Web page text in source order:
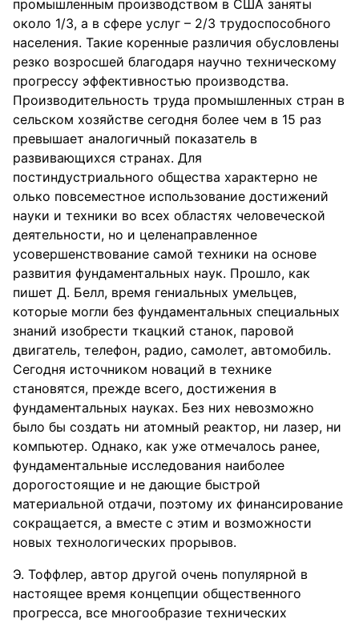
промышленным производством в США заняты
около 1/3, а в сфере услуг – 2/3 трудоспособного
населения. Такие коренные различия обусловлены
резко возросшей благодаря научно техническому
прогрессу эффективностью производства.
Производительность труда промышленных стран в
сельском хозяйстве сегодня более чем в 15 раз
превышает аналогичный показатель в
развивающихся странах. Для
постиндустриального общества характерно не
олько повсеместное использование достижений
науки и техники во всех областях человеческой
деятельности, но и целенаправленное
усовершенствование самой техники на основе
развития фундаментальных наук. Прошло, как
пишет Д. Белл, время гениальных умельцев,
которые могли без фундаментальных специальных
знаний изобрести ткацкий станок, паровой
двигатель, телефон, радио, самолет, автомобиль.
Сегодня источником новаций в технике
становятся, прежде всего, достижения в
фундаментальных науках. Без них невозможно
было бы создать ни атомный реактор, ни лазер, ни
компьютер. Однако, как уже отмечалось ранее,
фундаментальные исследования наиболее
дорогостоящие и не дающие быстрой
материальной отдачи, поэтому их финансирование
сокращается, а вместе с этим и возможности
новых технологических прорывов.
Э. Тоффлер, автор другой очень популярной в
настоящее время концепции общественного
прогресса, все многообразие технических